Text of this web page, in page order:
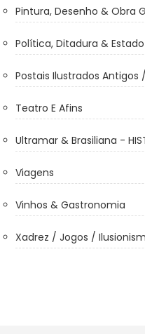
Pintura, Desenho & Obra
Política, Ditadura &
Postais Ilustrados Antigos
Teatro E Afins
Ultramar & Brasiliana -
Viagens
Vinhos & Gastronomia
Xadrez / Jogos /